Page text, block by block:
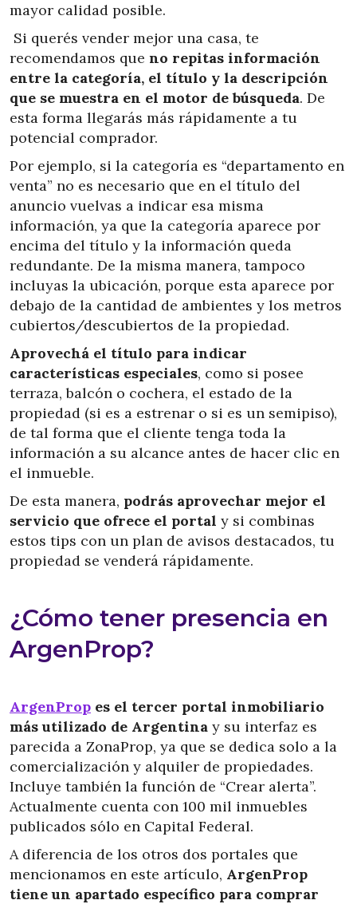
mayor calidad posible.
Si querés vender mejor una casa, te
recomendamos que no repitas información
entre la categoría, el título y la descripción
que se muestra en el motor de búsqueda. De
esta forma llegarás más rápidamente a tu
potencial comprador.
Por ejemplo, si la categoría es “departamento en
venta” no es necesario que en el título del
anuncio vuelvas a indicar esa misma
información, ya que la categoría aparece por
encima del título y la información queda
redundante. De la misma manera, tampoco
incluyas la ubicación, porque esta aparece por
debajo de la cantidad de ambientes y los metros
cubiertos/descubiertos de la propiedad.
Aprovechá el título para indicar
características especiales, como si posee
terraza, balcón o cochera, el estado de la
propiedad (si es a estrenar o si es un semipiso),
de tal forma que el cliente tenga toda la
información a su alcance antes de hacer clic en
el inmueble.
De esta manera, podrás aprovechar mejor el
servicio que ofrece el portal y si combinas
estos tips con un plan de avisos destacados, tu
propiedad se venderá rápidamente.
¿Cómo tener presencia en
ArgenProp?
ArgenProp es el tercer portal inmobiliario
más utilizado de Argentina y su interfaz es
parecida a ZonaProp, ya que se dedica solo a la
comercialización y alquiler de propiedades.
Incluye también la función de “Crear alerta”.
Actualmente cuenta con 100 mil inmuebles
publicados sólo en Capital Federal.
A diferencia de los otros dos portales que
mencionamos en este artículo, ArgenProp
tiene un apartado específico para comprar